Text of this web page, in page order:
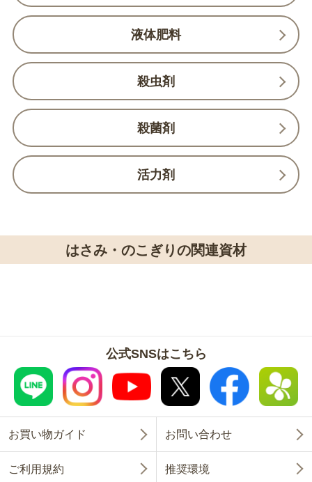
液体肥料
殺虫剤
殺菌剤
活力剤
はさみ・のこぎりの関連資材
公式SNSはこちら
お買い物ガイド お問い合わせ
ご利用規約 推奨環境